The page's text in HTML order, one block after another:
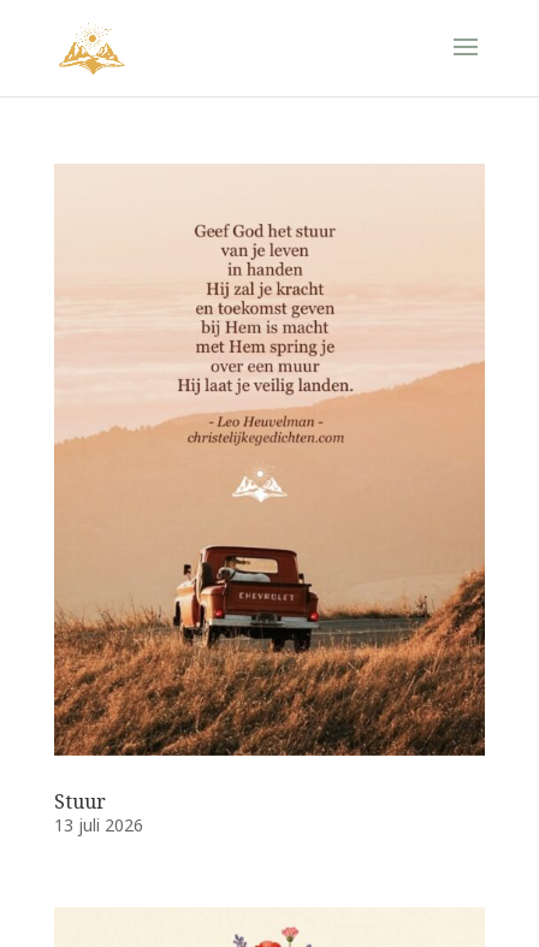
Stuur
13 juli 2026